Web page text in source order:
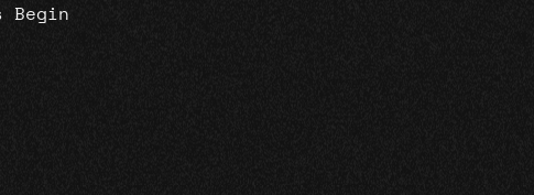
Begin